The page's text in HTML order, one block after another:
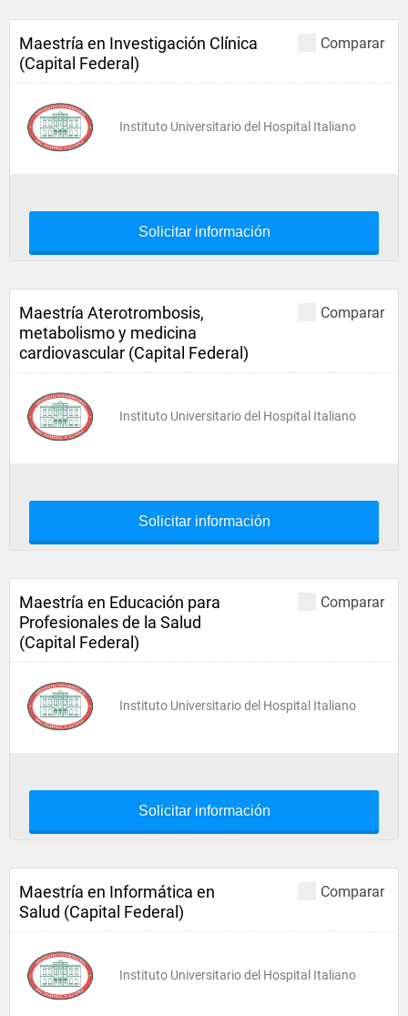
Comparar
Maestría en Investigación Clínica
(Capital Federal)
Instituto Universitario del Hospital Italiano
Solicitar información
Comparar
Maestría Aterotrombosis,
metabolismo y medicina
cardiovascular (Capital Federal)
Instituto Universitario del Hospital Italiano
Solicitar información
Comparar
Maestría en Educación para
Profesionales de la Salud
(Capital Federal)
Instituto Universitario del Hospital Italiano
Solicitar información
Comparar
Maestría en Informática en
Salud (Capital Federal)
Instituto Universitario del Hospital Italiano